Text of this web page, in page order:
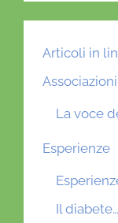
Articoli in
Associazioni
La voce
Esperienze
Il